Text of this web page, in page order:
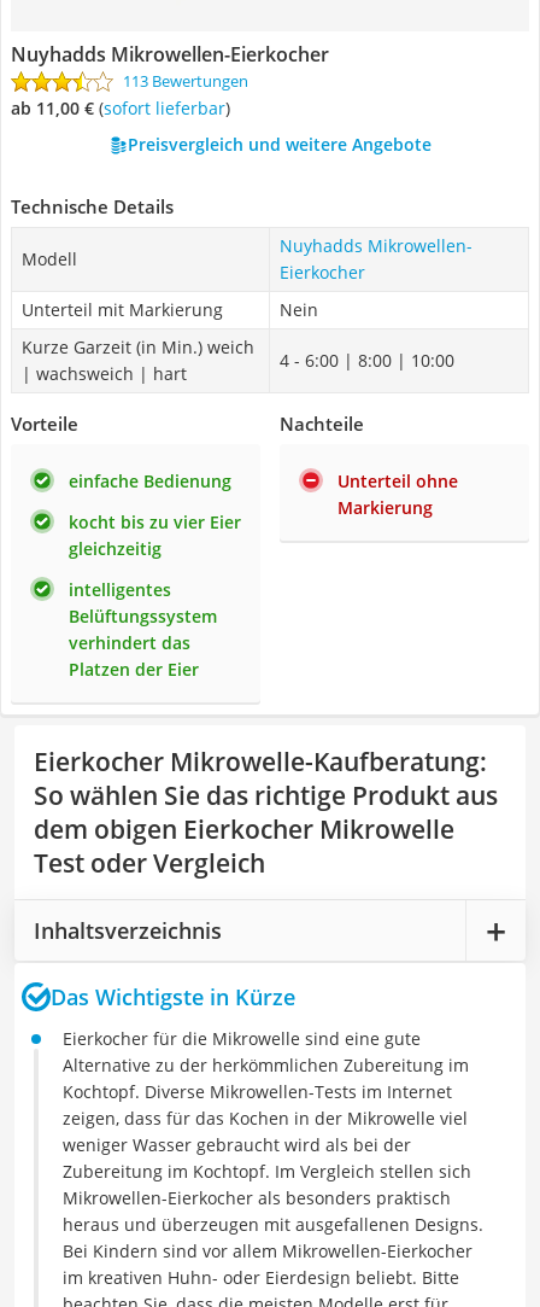
Nuyhadds Mikrowellen-Eierkocher
113 Bewertungen
ab 11,00 € ( Sofort lieferbar)
Preisvergleich und weitere Angebote
Technische Details
Modell
Nuyhadds Mikrowellen-
Eierkocher
Unterteil mit Markierung
Nein
Kurze Garzeit (in Min.) weich
| wachsweich | hart
4 - 6:00 | 8:00 | 10:00
Vorteile
einfache Bedienung
kocht bis zu vier Eier
gleichzeitig
intelligentes
Belüftungssystem
verhindert das
Platzen der Eier
Nachteile
Unterteil ohne
Markierung
Eierkocher Mikrowelle-Kaufberatung:
So wählen Sie das richtige Produkt aus
dem obigen Eierkocher Mikrowelle
Test oder Vergleich
Inhaltsverzeichnis
Das Wichtigste in Kürze
Eierkocher für die Mikrowelle sind eine gute
Alternative zu der herkömmlichen Zubereitung im
Kochtopf. Diverse Mikrowellen-Tests im Internet
zeigen, dass für das Kochen in der Mikrowelle viel
weniger Wasser gebraucht wird als bei der
Zubereitung im Kochtopf. Im Vergleich stellen sich
Mikrowellen-Eierkocher als besonders praktisch
heraus und überzeugen mit ausgefallenen Designs.
Bei Kindern sind vor allem Mikrowellen-Eierkocher
im kreativen Huhn- oder Eierdesign beliebt. Bitte